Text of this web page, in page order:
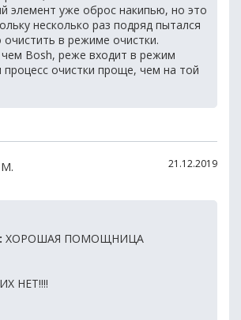
элемент уже оброс накипью, но это
несколько раз подряд пытался
очистить в режиме очистки.
Bosh, реже входит в режим
процесс очистки проще, чем на той
21.12.2019
ХОРОШАЯ ПОМОЩНИЦА
ИХ НЕТ!!!!